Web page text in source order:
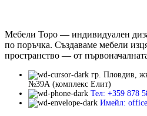
Мебели Торо — индивидуален
по поръчка. Създаваме мебели
пространство — от
гр. Пловдив,
№39А (комплекс Елит)
Тел: +359 878
Имейл: